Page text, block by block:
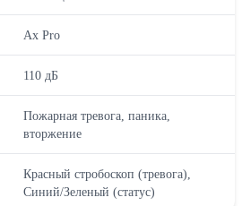
Ax Pro
110 дБ
Пожарная тревога, паника,
вторжение
Красный стробоскоп (тревога),
Синий/Зеленый (статус)